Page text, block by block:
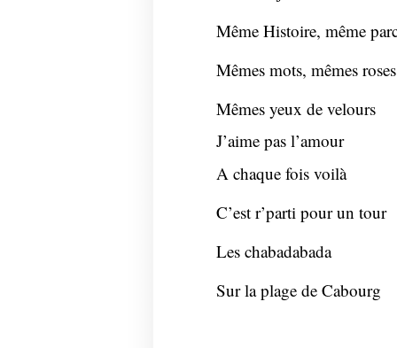
Même Histoire, même
Mêmes mots, mêmes roses
Mêmes yeux de velours
J’aime pas l’amour
A chaque fois voilà
C’est r’parti pour un tour
Les chabadabada
Sur la plage de Cabourg